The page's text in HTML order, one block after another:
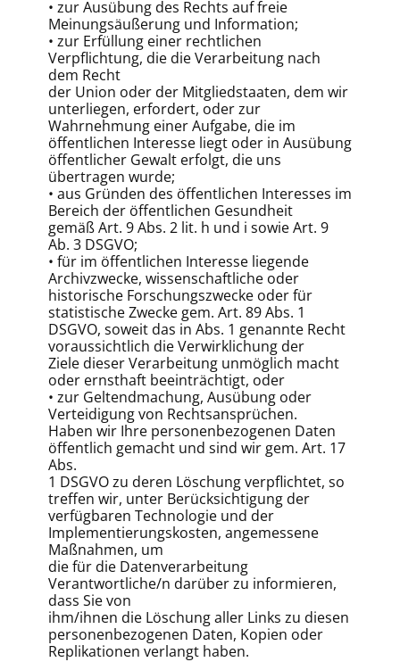
• zur Ausübung des Rechts auf freie
Meinungsäußerung und Information;
• zur Erfüllung einer rechtlichen
Verpflichtung, die die Verarbeitung nach
dem Recht
der Union oder der Mitgliedstaaten, dem wir
unterliegen, erfordert, oder zur
Wahrnehmung einer Aufgabe, die im
öffentlichen Interesse liegt oder in Ausübung
öffentlicher Gewalt erfolgt, die uns
übertragen wurde;
• aus Gründen des öffentlichen Interesses im
Bereich der öffentlichen Gesundheit
gemäß Art. 9 Abs. 2 lit. h und i sowie Art. 9
Ab. 3 DSGVO;
• für im öffentlichen Interesse liegende
Archivzwecke, wissenschaftliche oder
historische Forschungszwecke oder für
statistische Zwecke gem. Art. 89 Abs. 1
DSGVO, soweit das in Abs. 1 genannte Recht
voraussichtlich die Verwirklichung der
Ziele dieser Verarbeitung unmöglich macht
oder ernsthaft beeinträchtigt, oder
• zur Geltendmachung, Ausübung oder
Verteidigung von Rechtsansprüchen.
Haben wir Ihre personenbezogenen Daten
öffentlich gemacht und sind wir gem. Art. 17
Abs.
1 DSGVO zu deren Löschung verpflichtet, so
treffen wir, unter Berücksichtigung der
verfügbaren Technologie und der
Implementierungskosten, angemessene
Maßnahmen, um
die für die Datenverarbeitung
Verantwortliche/n darüber zu informieren,
dass Sie von
ihm/ihnen die Löschung aller Links zu diesen
personenbezogenen Daten, Kopien oder
Replikationen verlangt haben.